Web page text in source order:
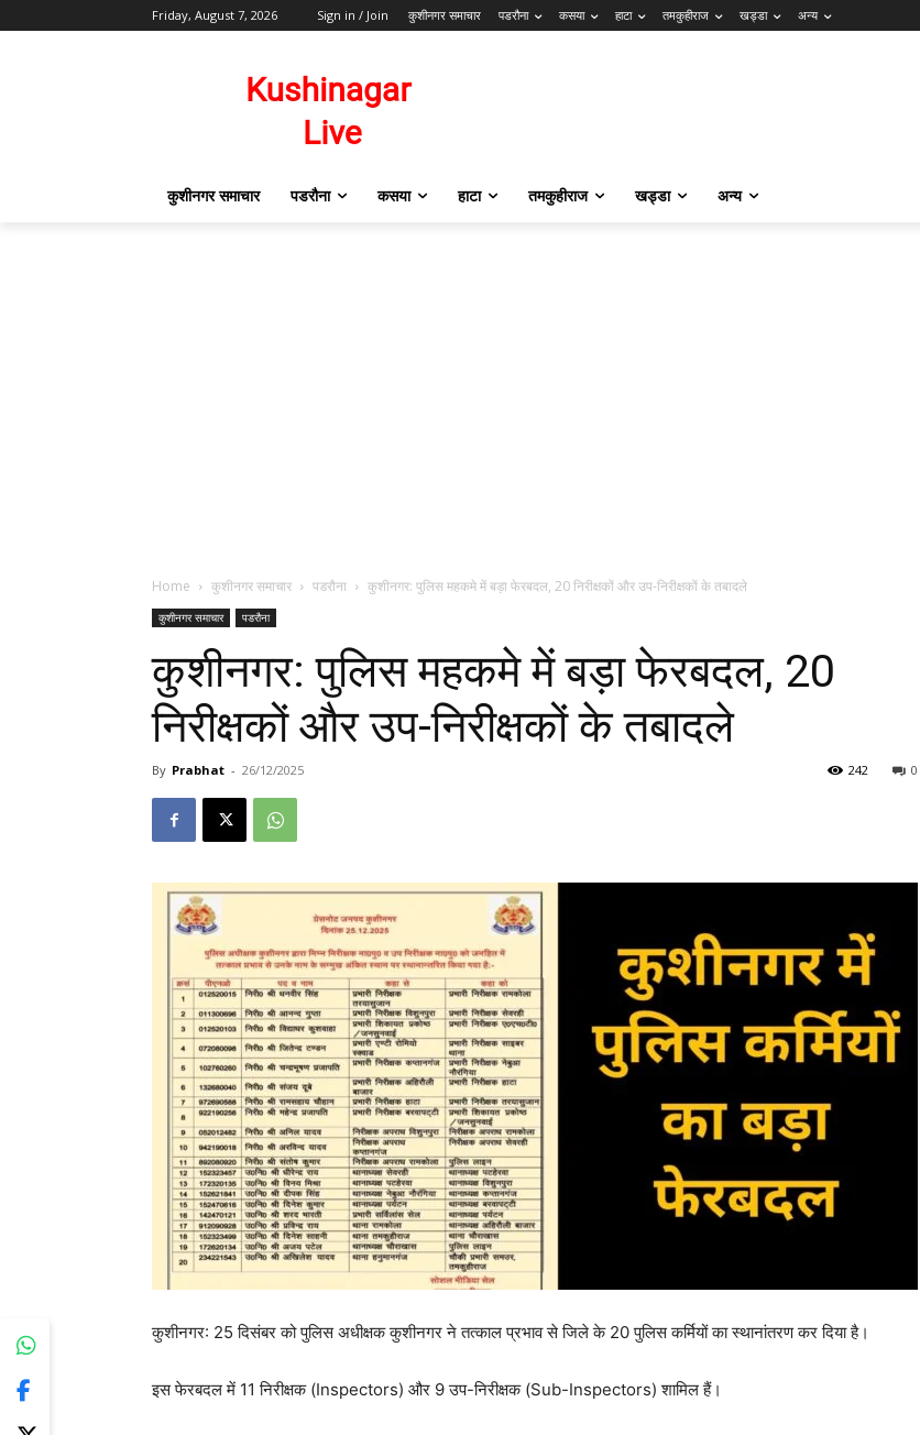
Friday, August 7, 2026 Sign in / Join कुशीनगर समाचार पडरौना कसया हाटा तमकुहीराज खड्डा अन्य
कुशीनगर समाचार पडरौना कसया हाटा तमकुहीराज खड्डा अन्य
Home कुशीनगर समाचार पडरौना कुशीनगर: पुलिस महकमे में बड़ा फेरबदल, 20 निरीक्षकों और उप-निरीक्षकों के तबादले
कुशीनगर समाचार पडरौना
कुशीनगर: पुलिस महकमे में बड़ा फेरबदल, 20
निरीक्षकों और उप-निरीक्षकों के तबादले
By Prabhat - 26/12/2025 0
242
​कुशीनगर: 25 दिसंबर को पुलिस अधीक्षक कुशीनगर ने तत्काल प्रभाव से जिले के 20 पुलिस कर्मियों का स्थानांतरण कर दिया है।
इस फेरबदल में 11 निरीक्षक (Inspectors) और 9 उप-निरीक्षक (Sub-Inspectors) शामिल हैं।